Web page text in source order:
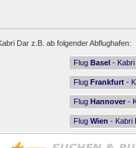
Dar z.B. ab folgender Abflughafen:
Flug Basel -
Flug Frankfurt -
Flug Hannover -
Flug Wien - Kabri